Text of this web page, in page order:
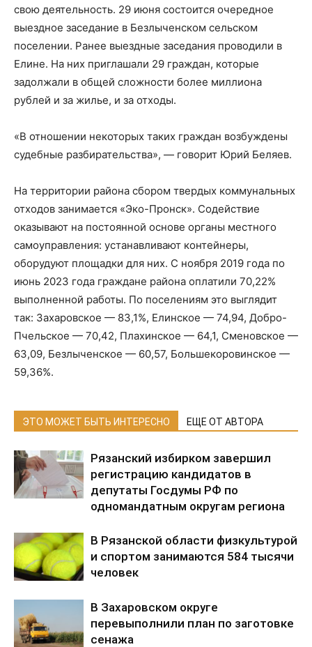
свою деятельность. 29 июня состоится очередное
выездное заседание в Безлыченском сельском
поселении. Ранее выездные заседания проводили в
Елине. На них приглашали 29 граждан, которые
задолжали в общей сложности более миллиона
рублей и за жилье, и за отходы.
«В отношении некоторых таких граждан возбуждены
судебные разбирательства», — говорит Юрий Беляев.
На территории района сбором твердых коммунальных
отходов занимается «Эко-Пронск». Содействие
оказывают на постоянной основе органы местного
самоуправления: устанавливают контейнеры,
оборудуют площадки для них. С ноября 2019 года по
июнь 2023 года граждане района оплатили 70,22%
выполненной работы. По поселениям это выглядит
так: Захаровское — 83,1%, Елинское — 74,94, Добро-
Пчельское — 70,42, Плахинское — 64,1, Сменовское —
63,09, Безлыченское — 60,57, Большекоровинское —
59,36%.
ЭТО МОЖЕТ БЫТЬ ИНТЕРЕСНО ЕЩЕ ОТ АВТОРА
Рязанский избирком завершил
регистрацию кандидатов в
депутаты Госдумы РФ по
одномандатным округам региона
В Рязанской области физкультурой
и спортом занимаются 584 тысячи
человек
В Захаровском округе
перевыполнили план по заготовке
сенажа